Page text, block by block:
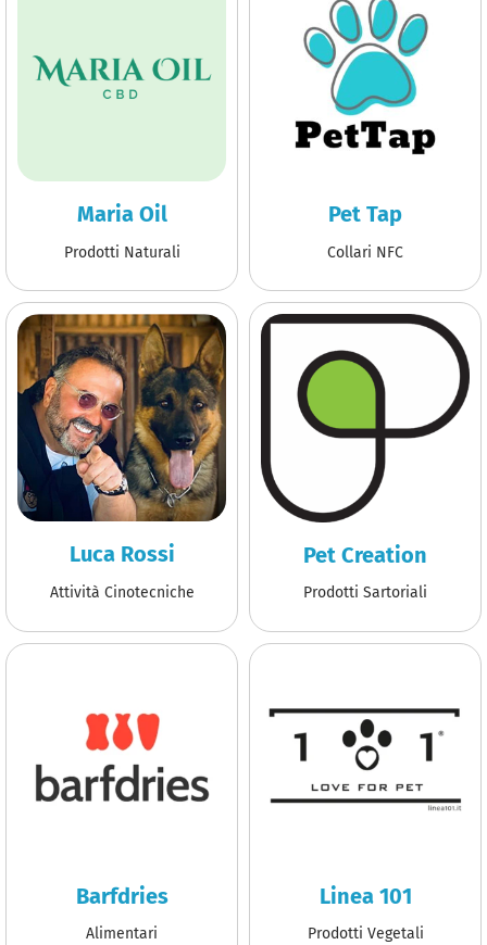
Maria Oil
Prodotti Naturali
Pet Tap
Collari NFC
Luca Rossi
Attività Cinotecniche
Pet Creation
Prodotti Sartoriali
Barfdries
Alimentari
Linea 101
Prodotti Vegetali